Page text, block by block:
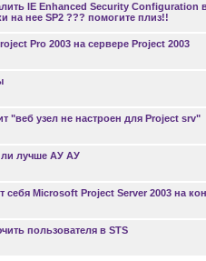
IE Enhanced Security Configuration
на нее SP2 ??? помогите плиз!!
Pro 2003 на сервере Project 2003
"веб узел не настроен для Project srv"
лучше АУ АУ
себя Microsoft Project Server 2003 на
пользователя в STS